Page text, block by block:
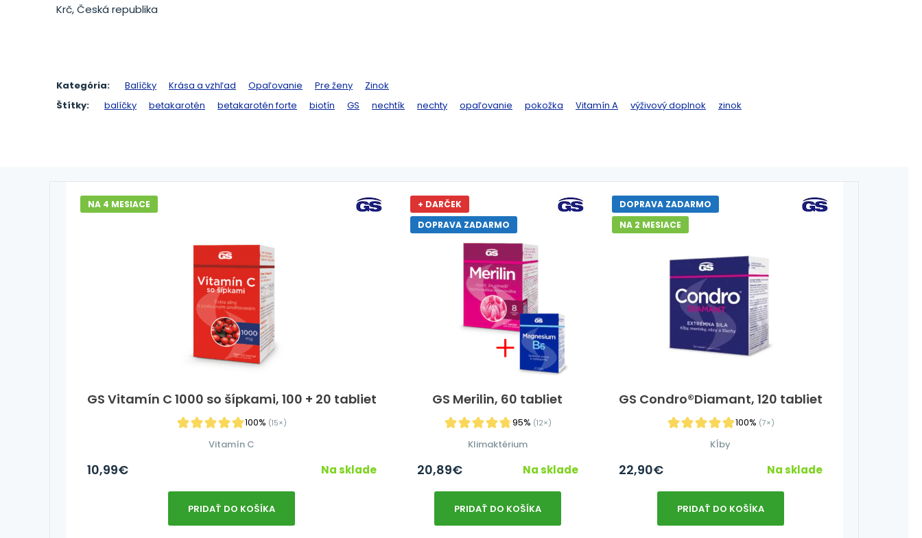
Krč, Česká republika
Kategória: Balíčky Krása a vzhľad Opaľovanie Pre ženy
Zinok
Štítky:
balíčky betakarotén betakarotén forte biotín GS nechtík nechty opaľovanie pokožka Vitamín A výživový doplnok zinok
GS Vitamín C 1000 so šípkami, 100 + 20 tabliet
100% (15×)
NA 4 MESIACE
Vitamín C
10,99€ Na sklade
PRIDAŤ DO KOŠÍKA
GS Merilin, 60 tabliet
95% (12×)
+ DARČEK
DOPRAVA ZADARMO
Klimaktérium
20,89€ Na sklade
PRIDAŤ DO KOŠÍKA
GS Condro®Diamant, 120 tabliet
100% (7×)
DOPRAVA ZADARMO
NA 2 MESIACE
Kĺby
22,90€ Na sklade
PRIDAŤ DO KOŠÍKA